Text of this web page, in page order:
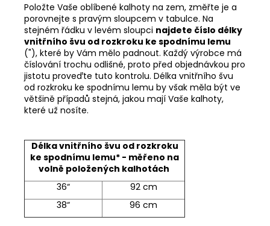
Položte Vaše oblíbené kalhoty na zem, změřte je a
porovnejte s pravým sloupcem v tabulce. Na
stejném řádku v levém sloupci najdete číslo délky
vnitřního švu od rozkroku ke spodnímu lemu
("), které by Vám mělo padnout. Každý výrobce má
číslování trochu odlišné, proto před objednávkou pro
jistotu proveďte tuto kontrolu. Délka vnitřního švu
od rozkroku ke spodnímu lemu by však měla být ve
většině případů stejná, jakou mají Vaše kalhoty,
které už nosíte.
Délka vnitřního švu od rozkroku
ke spodnímu lemu* - měřeno na
volně položených kalhotách
36“
92 cm
38“
96 cm